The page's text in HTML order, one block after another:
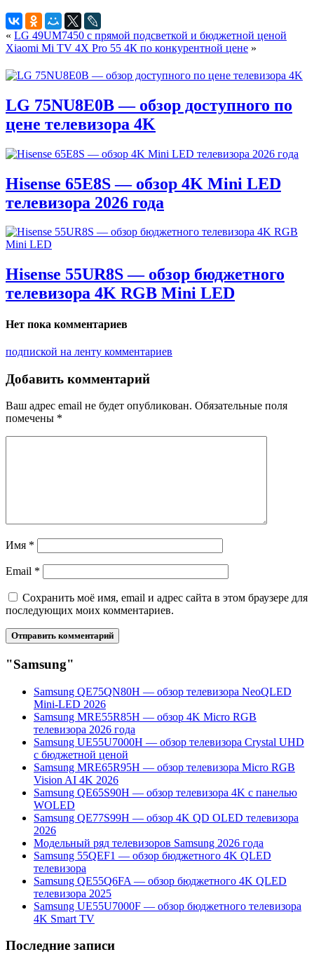
« LG 49UM7450 с прямой подсветкой и бюджетной ценой
Xiaomi Mi TV 4X Pro 55 4К по конкурентной цене »
LG 75NU8E0B — обзор доступного по
цене телевизора 4K
Hisense 65E8S — обзор 4K Mini LED
телевизора 2026 года
Hisense 55UR8S — обзор бюджетного
телевизора 4K RGB Mini LED
Нет пока комментариев
подпиской на ленту комментариев
Добавить комментарий
Ваш адрес email не будет опубликован. Обязательные поля
помечены *
Имя *
Email *
Сохранить моё имя, email и адрес сайта в этом браузере для
последующих моих комментариев.
"Samsung"
Samsung QE75QN80H — обзор телевизора NeoQLED
Mini-LED 2026
Samsung MRE55R85H — обзор 4K Micro RGB
телевизора 2026 года
Samsung UE55U7000H — обзор телевизора Crystal UHD
с бюджетной ценой
Samsung MRE65R95H — обзор телевизора Micro RGB
Vision AI 4K 2026
Samsung QE65S90H — обзор телевизора 4K с панелью
WOLED
Samsung QE77S99H — обзор 4K QD OLED телевизора
2026
Модельный ряд телевизоров Samsung 2026 года
Samsung 55QEF1 — обзор бюджетного 4K QLED
телевизора
Samsung QE55Q6FA — обзор бюджетного 4K QLED
телевизора 2025
Samsung UE55U7000F — обзор бюджетного телевизора
4K Smart TV
Последние записи